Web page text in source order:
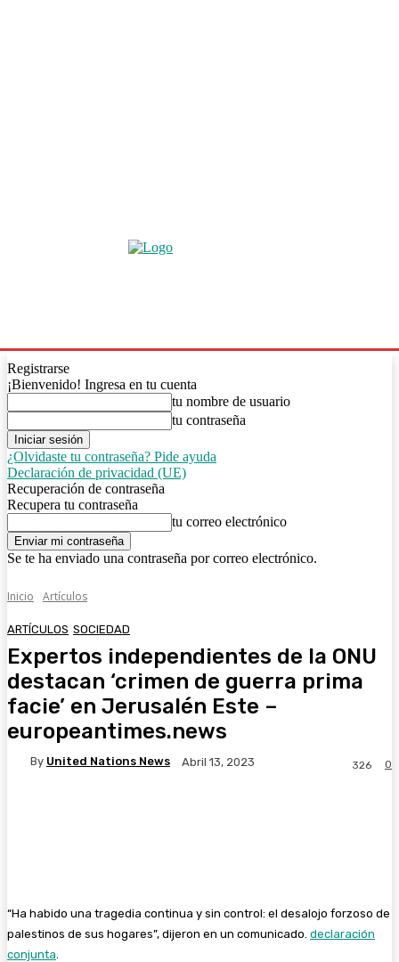
Registrarse
¡Bienvenido! Ingresa en tu cuenta
tu nombre de usuario
tu contraseña
¿Olvidaste tu contraseña? Pide ayuda
Declaración de privacidad (UE)
Recuperación de contraseña
Recupera tu contraseña
tu correo electrónico
Se te ha enviado una contraseña por correo electrónico.
Inicio Artículos
ARTÍCULOS SOCIEDAD
Expertos independientes de la ONU
destacan ‘crimen de guerra prima
facie’ en Jerusalén Este –
europeantimes.news
By United Nations News Abril 13, 2023 0
326
“Ha habido una tragedia continua y sin control: el desalojo forzoso de
palestinos de sus hogares”, dijeron en un comunicado. declaración
conjunta